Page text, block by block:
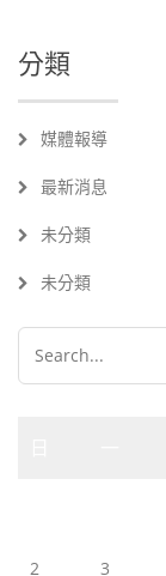
分類
媒體報導
最新消息
未分類
未分類
2 3